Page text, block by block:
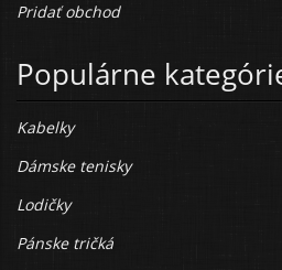
Pridať obchod
Populárne
Kabelky
Dámske tenisky
Lodičky
Pánske tričká